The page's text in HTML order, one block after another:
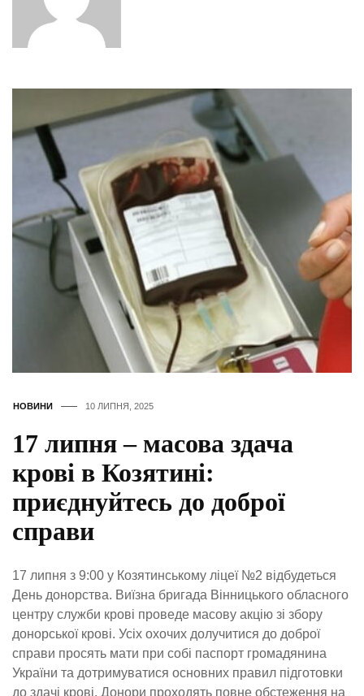
НОВИНИ 10 ЛИПНЯ, 2025
17 липня – масова здача
крові в Козятині:
приєднуйтесь до доброї
справи
17 липня з 9:00 у Козятинському ліцеї №2 відбудеться
День донорства. Виїзна бригада Вінницького обласного
центру служби крові проведе масову акцію зі збору
донорської крові. Усіх охочих долучитися до доброї
справи просять мати при собі паспорт громадянина
України та дотримуватися основних правил підготовки
до здачі крові. Донори проходять повне обстеження на